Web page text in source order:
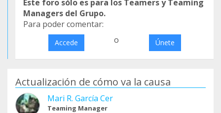
Este foro sólo es para los Teamers y Teaming
Managers del Grupo.
Para poder comentar:
Accede o Únete
Actualización de cómo va la causa
Mari R. García Cer
Teaming Manager